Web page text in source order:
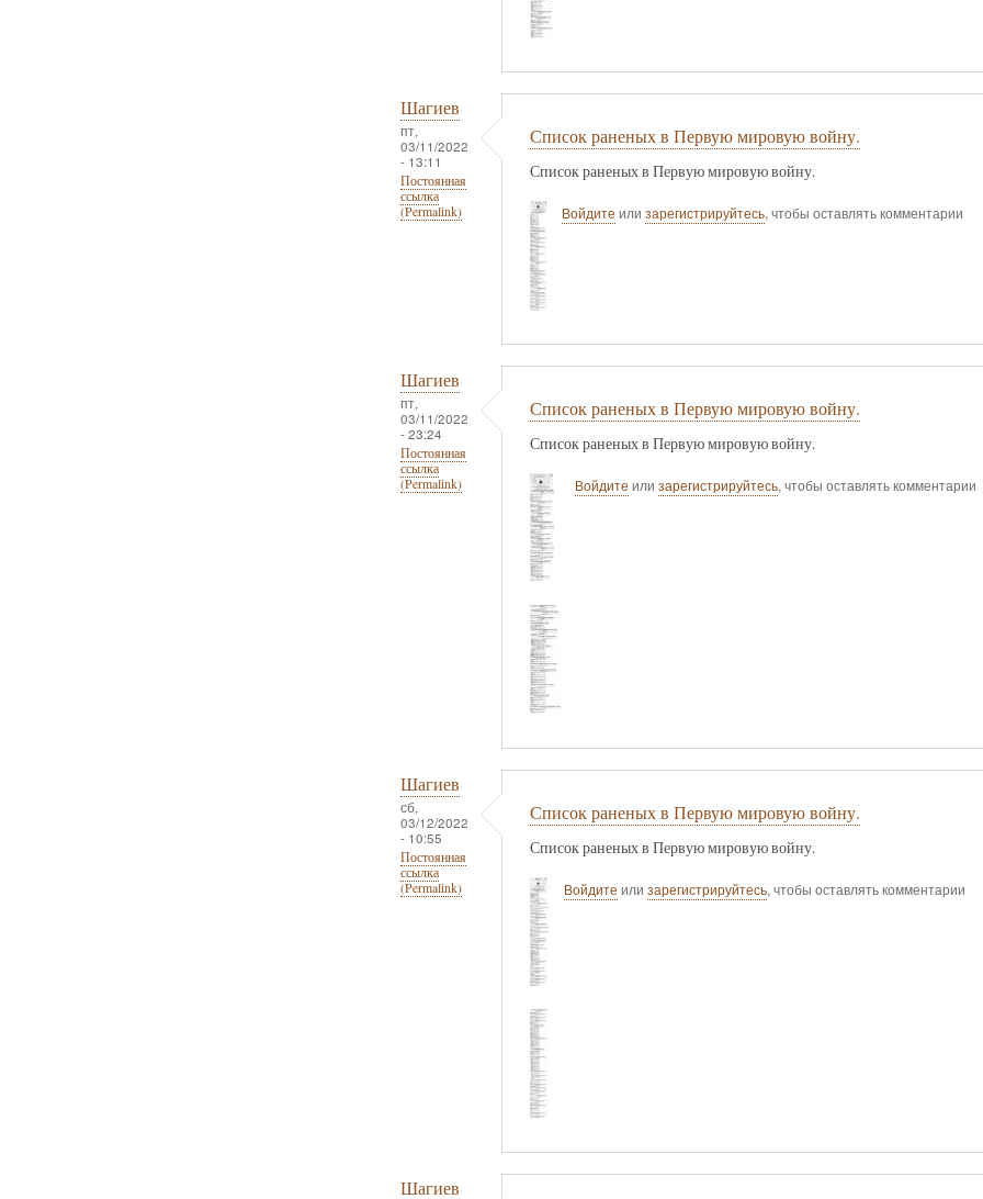
Шагиев
пт,
03/11/2022
- 13:11
Постоянная
ссылка
(Permalink)
Список раненых в Первую мировую войну.
Список раненых в Первую мировую войну.
Войдите илизарегистрируйтесь, чтобы оставлять комментарии
Шагиев
пт,
03/11/2022
- 23:24
Постоянная
ссылка
(Permalink)
Список раненых в Первую мировую войну.
Список раненых в Первую мировую войну.
Войдите илизарегистрируйтесь, чтобы оставлять комментарии
Шагиев
сб,
03/12/2022
- 10:55
Постоянная
ссылка
(Permalink)
Список раненых в Первую мировую войну.
Список раненых в Первую мировую войну.
Войдите илизарегистрируйтесь, чтобы оставлять комментарии
Шагиев